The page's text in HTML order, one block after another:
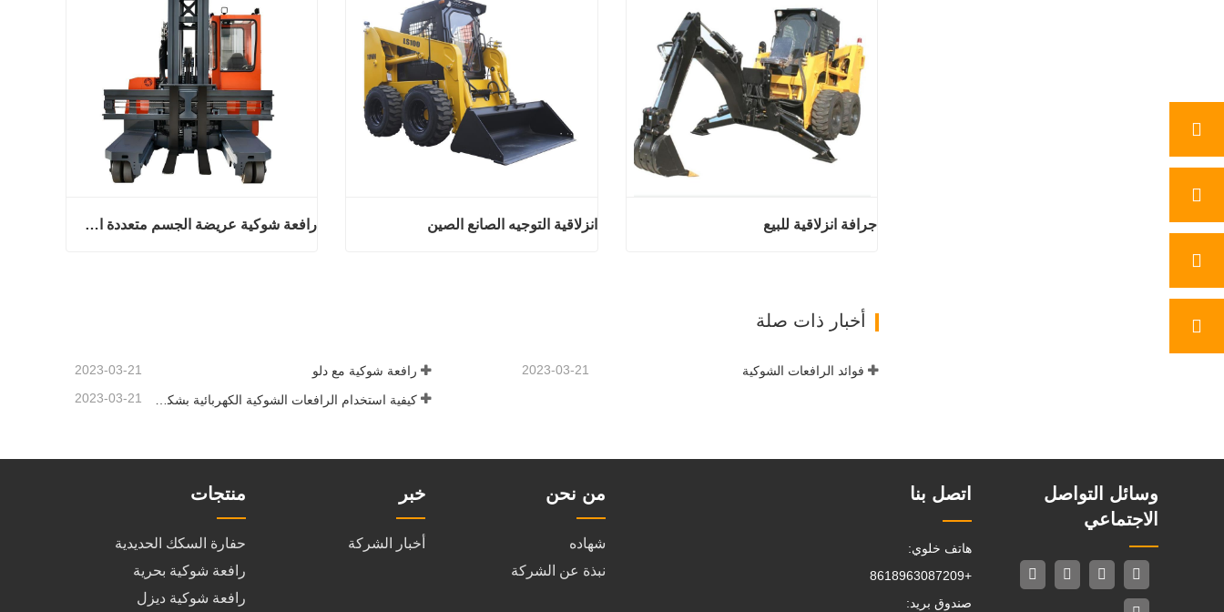
رافعة شوكية عريضة الجسم متعددة الاتجاهات 3.5-5.0 طن انزلاقية التوجيه الصانع الصين جرافة انزلاقية للبيع
أخبار ذات صلة
رافعة شوكية مع دلو 2023-03-21 فوائد الرافعات الشوكية 2023-03-21
2023-03-21
منتجات
حفارة السكك الحديدية
رافعة شوكية بحرية
رافعة شوكية ديزل
خبر
أخبار الشركة
من نحن
شهاده
نبذة عن الشركة
اتصل بنا
هاتف خلوي:
+8618963087209
صندوق بريد:
وسائل التواصل
الاجتماعي